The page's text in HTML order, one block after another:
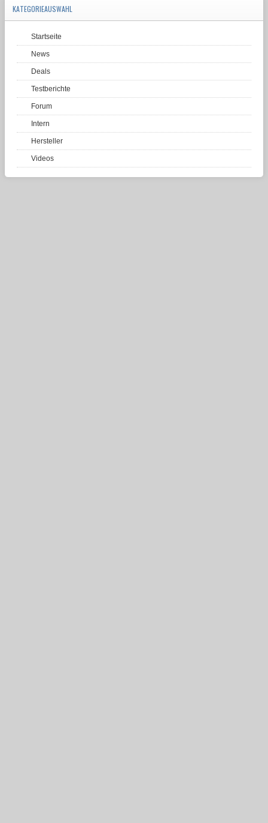
KATEGORIEAUSWAHL
Startseite
News
Deals
Testberichte
Forum
Intern
Hersteller
Videos